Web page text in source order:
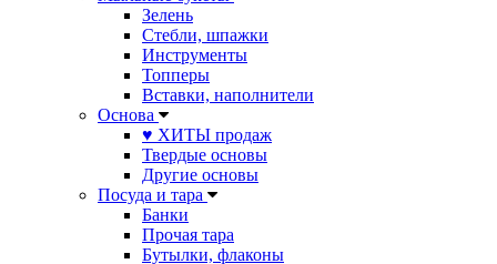
Зелень
Стебли, шпажки
Инструменты
Топперы
Вставки, наполнители
Основа
♥ ХИТЫ продаж
Твердые основы
Другие основы
Посуда и тара
Банки
Прочая тара
Бутылки, флаконы